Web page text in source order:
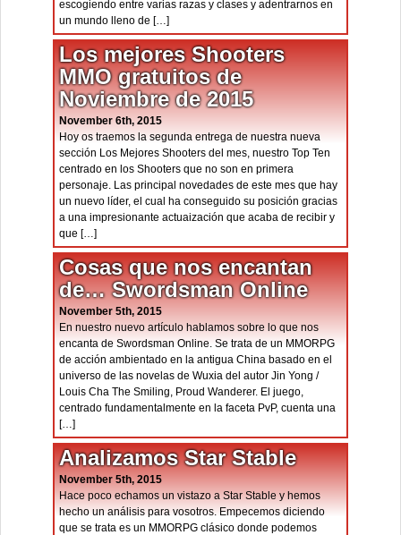
escogiendo entre varias razas y clases y adentrarnos en
un mundo lleno de […]
Los mejores Shooters
MMO gratuitos de
Noviembre de 2015
November 6th, 2015
Hoy os traemos la segunda entrega de nuestra nueva
sección Los Mejores Shooters del mes, nuestro Top Ten
centrado en los Shooters que no son en primera
personaje. Las principal novedades de este mes que hay
un nuevo líder, el cual ha conseguido su posición gracias
a una impresionante actuaización que acaba de recibir y
que […]
Cosas que nos encantan
de… Swordsman Online
November 5th, 2015
En nuestro nuevo artículo hablamos sobre lo que nos
encanta de Swordsman Online. Se trata de un MMORPG
de acción ambientado en la antigua China basado en el
universo de las novelas de Wuxia del autor Jin Yong /
Louis Cha The Smiling, Proud Wanderer. El juego,
centrado fundamentalmente en la faceta PvP, cuenta una
[…]
Analizamos Star Stable
November 5th, 2015
Hace poco echamos un vistazo a Star Stable y hemos
hecho un análisis para vosotros. Empecemos diciendo
que se trata es un MMORPG clásico donde podemos